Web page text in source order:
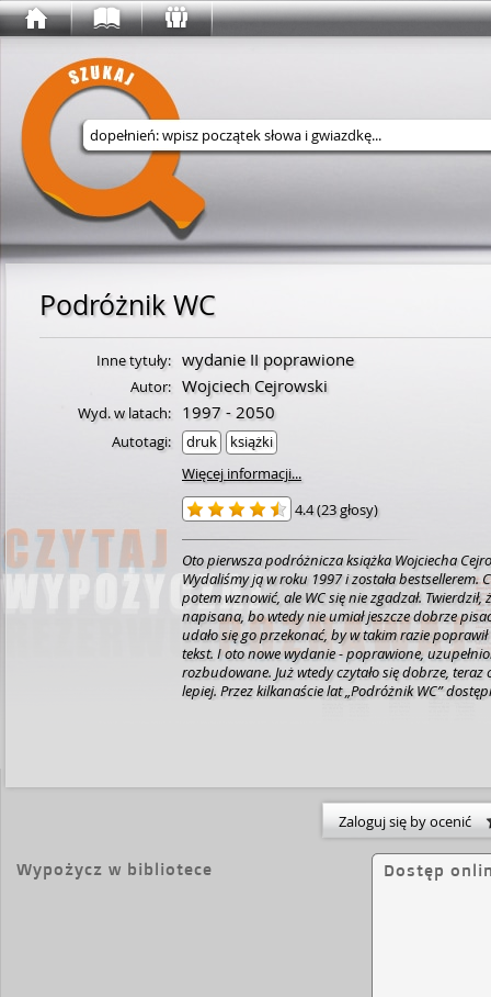
Wyszukaj w serwisie
Podróżnik WC
Inne tytuły: wydanie II poprawione
Autor: Wojciech Cejrowski
Wyd. w latach: 1997 - 2050
Autotagi: druk
książki
Więcej informacji...
4.4(23 głosy)
Oto pierwsza podróżnicza książka Wojciecha
Wydaliśmy ją w roku 1997 i została bestsellerem.
potem wznowić, ale WC się nie zgadzał. Twierdził,
napisana, bo wtedy nie umiał jeszcze dobrze
udało się go przekonać, by w takim razie
tekst. I oto nowe wydanie - poprawione,
rozbudowane. Już wtedy czytało się dobrze, teraz
lepiej. Przez kilkanaście lat „Podróżnik WC”
opowiedział! Są krępujące. I może to jest
książki - opowieści krępujące autora. [opis
Zaloguj się by ocenić
Wypożycz w bibliotece Dostęp